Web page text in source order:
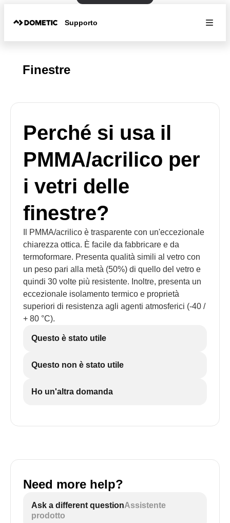
Supporto
Finestre
Perché si usa il
PMMA/acrilico per
i vetri delle
finestre?
Il PMMA/acrilico è trasparente con un'eccezionale
chiarezza ottica. È facile da fabbricare e da
termoformare. Presenta qualità simili al vetro con
un peso pari alla metà (50%) di quello del vetro e
quindi 30 volte più resistente. Inoltre, presenta un
eccezionale isolamento termico e proprietà
superiori di resistenza agli agenti atmosferici (-40 /
+ 80 °C).
Questo è stato utile
Questo non è stato utile
Ho un'altra domanda
Need more help?
Ask a different questionAssistente
prodotto